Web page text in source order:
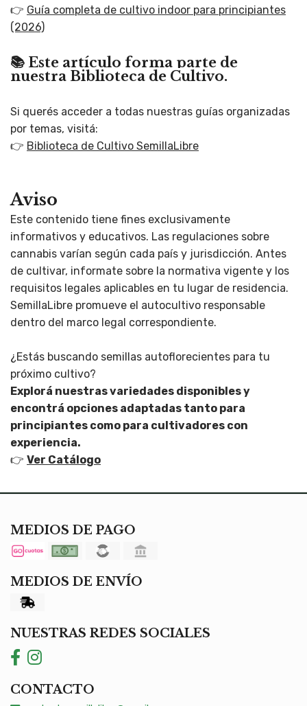
👉 Guía completa de cultivo indoor para principiantes
(2026)
📚 Este artículo forma parte de
nuestra Biblioteca de Cultivo.
Si querés acceder a todas nuestras guías organizadas
por temas, visitá:
👉 Biblioteca de Cultivo SemillaLibre
Aviso
Este contenido tiene fines exclusivamente
informativos y educativos. Las regulaciones sobre
cannabis varían según cada país y jurisdicción. Antes
de cultivar, informate sobre la normativa vigente y los
requisitos legales aplicables en tu lugar de residencia.
SemillaLibre promueve el autocultivo responsable
dentro del marco legal correspondiente.
¿Estás buscando semillas autoflorecientes para tu
próximo cultivo?
Explorá nuestras variedades disponibles y
encontrá opciones adaptadas tanto para
principiantes como para cultivadores con
experiencia.
👉 Ver Catálogo
MEDIOS DE PAGO
MEDIOS DE ENVÍO
NUESTRAS REDES SOCIALES
CONTACTO